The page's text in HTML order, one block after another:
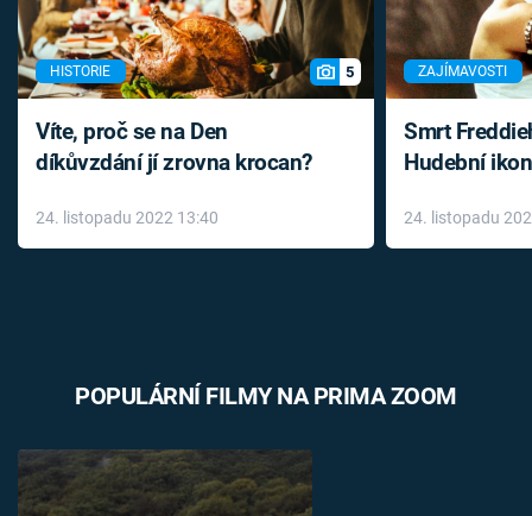
HISTORIE 5
Víte, proč se na Den
díkůvzdání jí zrovna krocan?
24. listopadu 2022 13:40
ZAJÍMAVOSTI
Smrt
Hudební
léky
24. listopadu
POPULÁRNÍ FILMY NA PRIMA ZOOM